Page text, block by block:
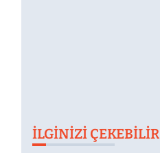
İLGINIZI ÇEKEBILIR